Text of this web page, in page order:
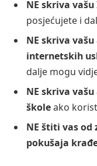
NE skriva vašu
posjećujete i
NE skriva
internetskih
dalje mogu
NE skriva
školeako
NE štiti vas
pokušaja